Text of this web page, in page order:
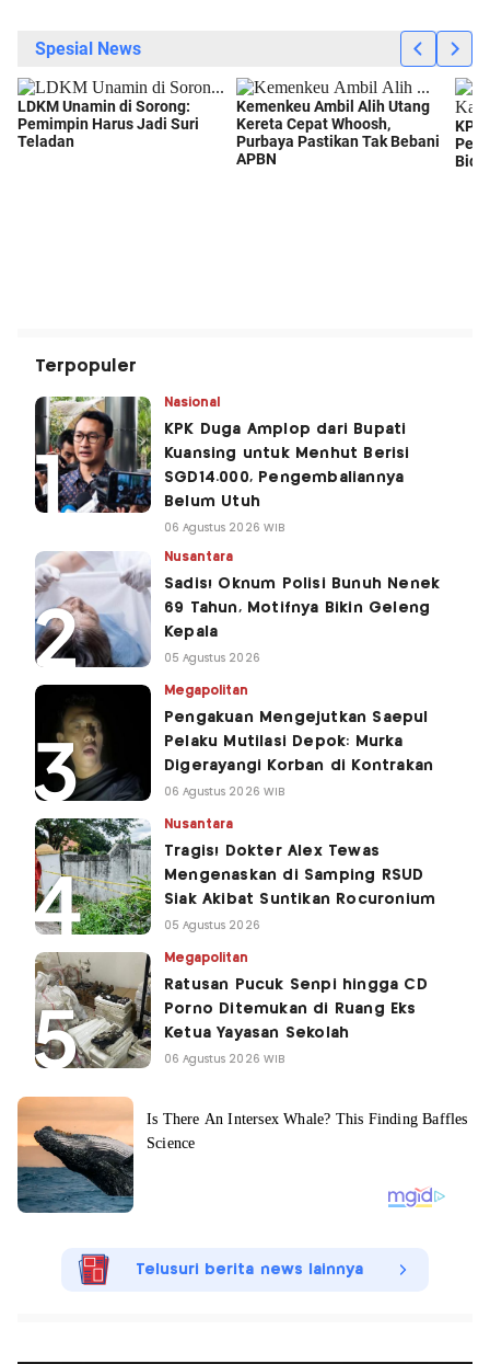
Terpopuler
Nasional
KPK Duga Amplop dari Bupati
Kuansing untuk Menhut Berisi
SGD14.000, Pengembaliannya
Belum Utuh
06 Agustus 2026 WIB
Nusantara
Sadis! Oknum Polisi Bunuh Nenek
69 Tahun, Motifnya Bikin Geleng
Kepala
05 Agustus 2026
Megapolitan
Pengakuan Mengejutkan Saepul
Pelaku Mutilasi Depok: Murka
Digerayangi Korban di Kontrakan
06 Agustus 2026 WIB
Nusantara
Tragis! Dokter Alex Tewas
Mengenaskan di Samping RSUD
Siak Akibat Suntikan Rocuronium
05 Agustus 2026
Megapolitan
Ratusan Pucuk Senpi hingga CD
Porno Ditemukan di Ruang Eks
Ketua Yayasan Sekolah
06 Agustus 2026 WIB
Telusuri berita news lainnya